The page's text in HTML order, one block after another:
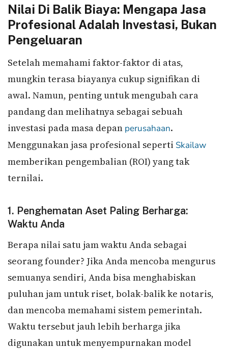
Nilai Di Balik Biaya: Mengapa Jasa
Profesional Adalah Investasi, Bukan
Pengeluaran
Setelah memahami faktor-faktor di atas,
mungkin terasa biayanya cukup signifikan di
awal. Namun, penting untuk mengubah cara
pandang dan melihatnya sebagai sebuah
investasi pada masa depan perusahaan.
Menggunakan jasa profesional seperti Skailaw
memberikan pengembalian (ROI) yang tak
ternilai.
1. Penghematan Aset Paling Berharga:
Waktu Anda
Berapa nilai satu jam waktu Anda sebagai
seorang founder? Jika Anda mencoba mengurus
semuanya sendiri, Anda bisa menghabiskan
puluhan jam untuk riset, bolak-balik ke notaris,
dan mencoba memahami sistem pemerintah.
Waktu tersebut jauh lebih berharga jika
digunakan untuk menyempurnakan model